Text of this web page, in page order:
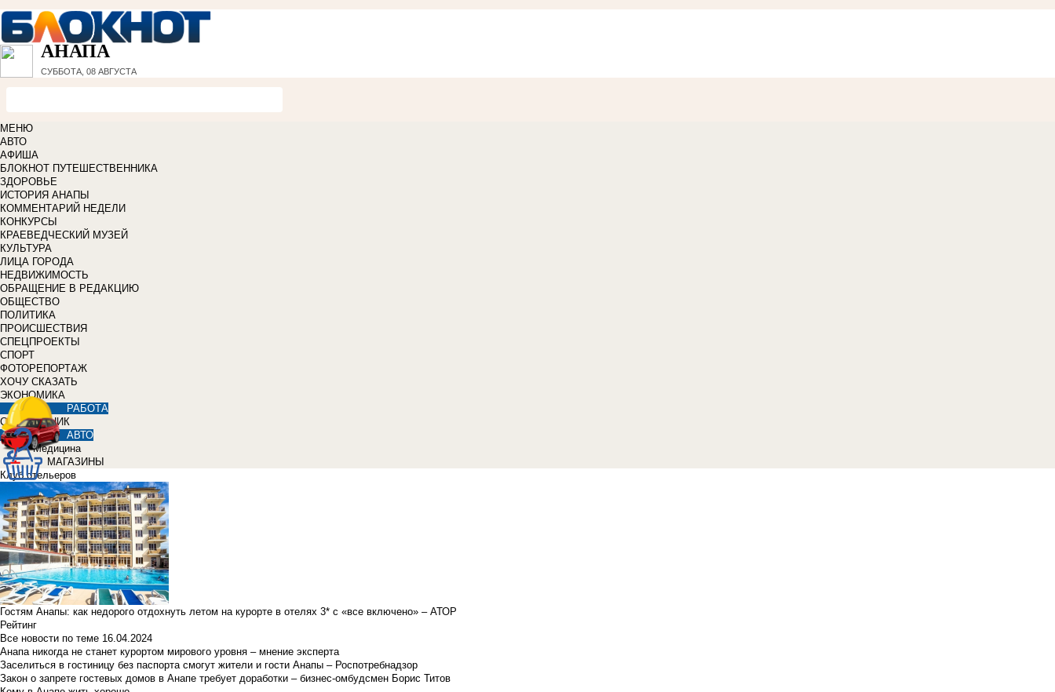
АНАПА
СУББОТА, 08 АВГУСТА
МЕНЮ
АВТО
АФИША
БЛОКНОТ ПУТЕШЕСТВЕННИКА
ЗДОРОВЬЕ
ИСТОРИЯ АНАПЫ
КОММЕНТАРИЙ НЕДЕЛИ
КОНКУРСЫ
КРАЕВЕДЧЕСКИЙ МУЗЕЙ
КУЛЬТУРА
ЛИЦА ГОРОДА
НЕДВИЖИМОСТЬ
ОБРАЩЕНИЕ В РЕДАКЦИЮ
ОБЩЕСТВО
ПОЛИТИКА
ПРОИСШЕСТВИЯ
СПЕЦПРОЕКТЫ
СПОРТ
ФОТОРЕПОРТАЖ
ХОЧУ СКАЗАТЬ
ЭКОНОМИКА
РАБОТА
СПРАВОЧНИК
АВТО
Медицина
МАГАЗИНЫ
Клуб отельеров
Гостям Анапы: как недорого отдохнуть летом на курорте в отелях 3* с «все включено» – АТОР
Рейтинг
Все новости по теме 16.04.2024
Анапа никогда не станет курортом мирового уровня – мнение эксперта
Заселиться в гостиницу без паспорта смогут жители и гости Анапы – Роспотребнадзор
Закон о запрете гостевых домов в Анапе требует доработки – бизнес-омбудсмен Борис Титов